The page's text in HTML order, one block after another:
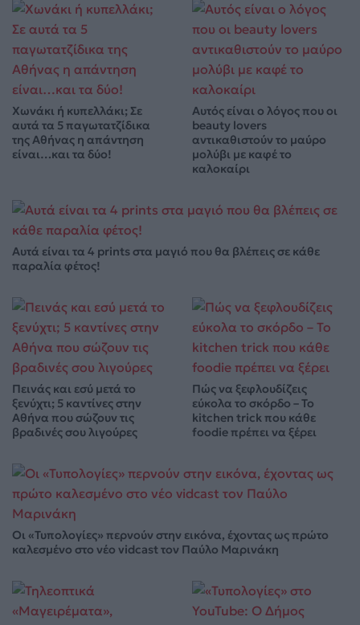
Χωνάκι ή κυπελλάκι; Σε
αυτά τα 5 παγωτατζίδικα
της Αθήνας η απάντηση
είναι…και τα δύο!
Αυτός είναι ο λόγος που οι
beauty lovers
αντικαθιστούν το μαύρο
μολύβι με καφέ το
καλοκαίρι
Αυτά είναι τα 4 prints στα μαγιό που θα βλέπεις σε κάθε
παραλία φέτος!
Πεινάς και εσύ μετά το
ξενύχτι; 5 καντίνες στην
Αθήνα που σώζουν τις
βραδινές σου λιγούρες
Πώς να ξεφλουδίζεις
εύκολα το σκόρδο – Το
kitchen trick που κάθε
foodie πρέπει να ξέρει
Οι «Τυπολογίες» περνούν στην εικόνα, έχοντας ως πρώτο
καλεσμένο στο νέο vidcast τον Παύλο Μαρινάκη